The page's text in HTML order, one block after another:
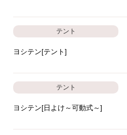
テント
ヨシテン[テント]
テント
ヨシテン[日よけ～可動式～]